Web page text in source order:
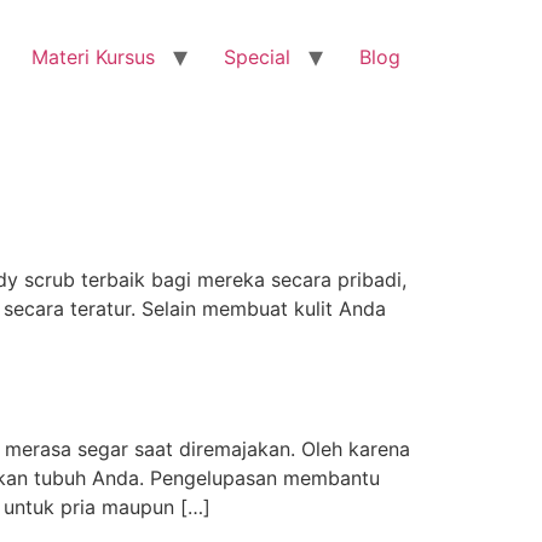
Materi Kursus Special Blog
scrub terbaik bagi mereka secara pribadi,
teratur. Selain membuat kulit Anda
segar saat diremajakan. Oleh karena
tubuh Anda. Pengelupasan membantu
pria maupun […]